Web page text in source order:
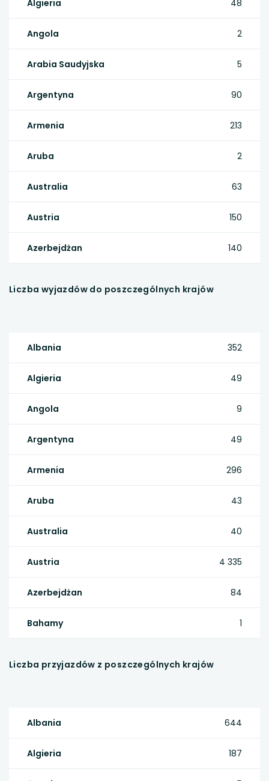
Algieria 48
Angola 2
Arabia Saudyjska 5
Argentyna 90
Armenia 213
Aruba 2
Australia 63
Austria 150
Azerbejdżan 140
Liczba wyjazdów do poszczególnych krajów
Albania 352
Algieria 49
Angola 9
Argentyna 49
Armenia 296
Aruba 43
Australia 40
Austria 4 335
Azerbejdżan 84
Bahamy 1
Liczba przyjazdów z poszczególnych krajów
Albania 644
Algieria 187